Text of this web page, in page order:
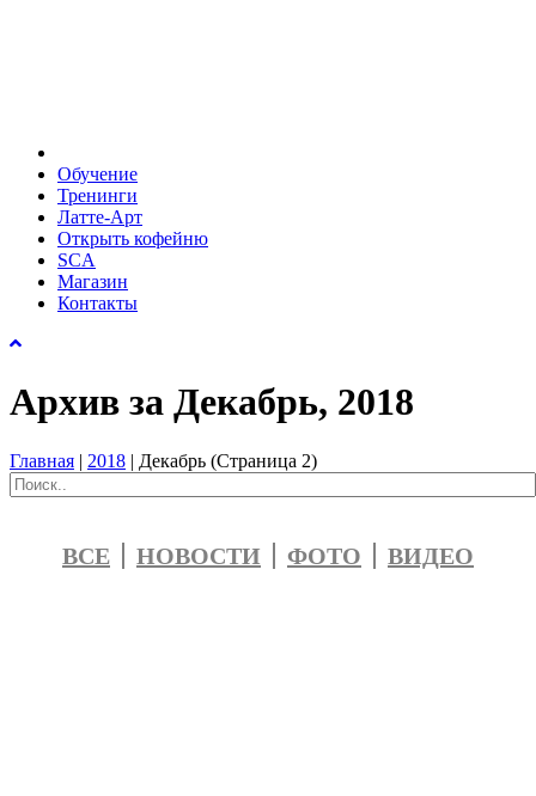
Обучение
Тренинги
Латте-Арт
Открыть кофейню
SCA
Магазин
Контакты
Архив за Декабрь, 2018
Главная | 2018 | Декабрь (Страница 2)
ВСЕ НОВОСТИ ФОТО ВИДЕО